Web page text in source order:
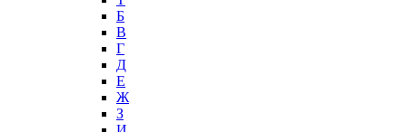
Б
В
Г
Д
Е
Ж
З